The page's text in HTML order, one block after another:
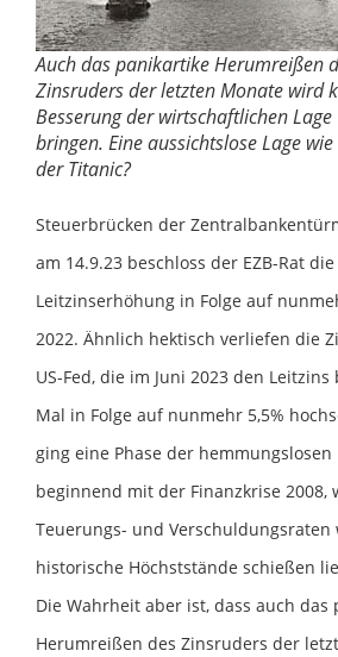
Auch das panikartike Herumreißen
Zinsruders der letzten Monate wird
Besserung der wirtschaftlichen Lage
bringen. Eine aussichtslose Lage
der Titanic?
Steuerbrücken der
am 14.9.23 beschloss der EZB-Rat
Leitzinserhöhung in Folge auf
2022. Ähnlich hektisch verliefen die
US-Fed, die im Juni 2023 den
Mal in Folge auf nunmehr 5,5%
ging eine Phase der
beginnend mit der Finanzkrise 2008,
Teuerungs- und
historische Höchststände schießen
Die Wahrheit aber ist, dass auch das
Herumreißen des Zinsruders der